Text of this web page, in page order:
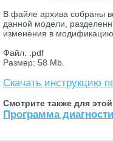
В файле архива собраны
данной модели,
изменения в модификацию
Файл: .pdf
Размер: 58 Mb.
Скачать инструкцию
Смотрите также для
Программа